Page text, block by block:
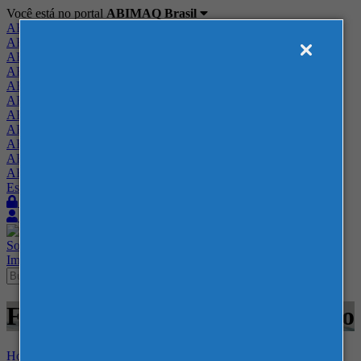
Você está no portal ABIMAQ Brasil
ABIMAQ Brasil
ABIMAQ Minas Gerais
ABIMAQ Norte-Nordeste
ABIMAQ Paraná
ABIMAQ Piracicaba
ABIMAQ Ribeirão Preto
ABIMAQ Rio de Janeiro
ABIMAQ Rio Grande do Sul
ABIMAQ Santa Catarina
ABIMAQ São Paulo
ABIMAQ Vale do Paraíba
Escritório de Relações Governamentais
Sobre
Imprensa
Feiras - Polo Caruaru - Gráfico
Home